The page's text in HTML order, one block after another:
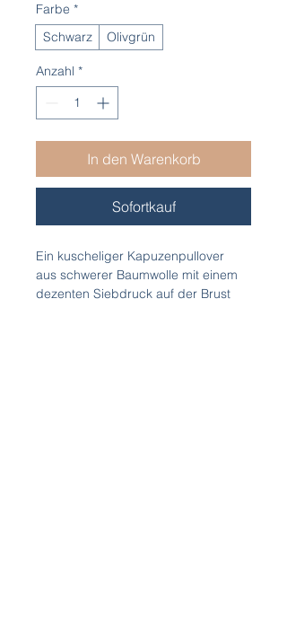
Farbe *
Schwarz
Olivgrün
Anzahl *
In den Warenkorb
Sofortkauf
Ein kuscheliger Kapuzenpullover
aus schwerer Baumwolle mit einem
dezenten Siebdruck auf der Brust